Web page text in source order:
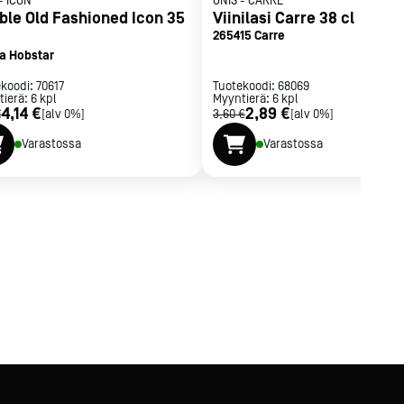
Old Fashioned Icon 35
Hobstar
70617
6 kpl
4,14 €[alv 0%]
Varastossa
Viinilasi Carre 38 cl
265415 Carre
Tuotekoodi: 68069
Myyntierä: 6 kpl
3,60 €2,89 €[alv 0%]
Varastossa